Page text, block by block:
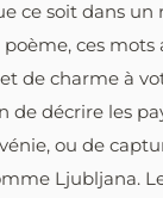
ce soit dans un
ces
de charme à
de décrire les
ou de
Ljubljana.